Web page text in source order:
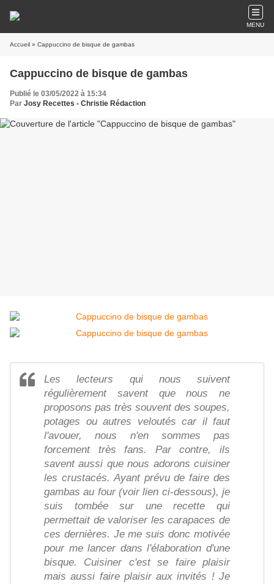
MENU
Accueil » Cappuccino de bisque de gambas
Cappuccino de bisque de gambas
Publié le 03/05/2022 à 15:34
Par Josy Recettes - Christie Rédaction
Les lecteurs qui nous suivent
régulièrement savent que nous ne
proposons pas très souvent des soupes,
potages ou autres veloutés car il faut
l'avouer, nous n'en sommes pas
forcement très fans. Par contre, ils
savent aussi que nous adorons cuisiner
les crustacés. Ayant prévu de faire des
gambas au four (voir lien ci-dessous), je
suis tombée sur une recette qui
permettait de valoriser les carapaces de
ces dernières. Je me suis donc motivée
pour me lancer dans l'élaboration d'une
bisque. Cuisiner c'est se faire plaisir
mais aussi faire plaisir aux invités ! Je